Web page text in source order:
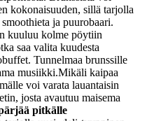
kokonaisuuden, sillä tarjolla
ja puurobaari.
kuuluu kolme pöytiin
saa valita kuudesta
Tunnelmaa brunssille
musiikki.Mikäli kaipaa
voi varata lauantaisin
josta avautuu maisema
pitkälle